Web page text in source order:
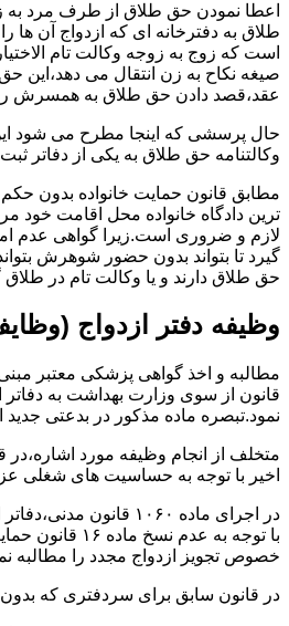
اعطا نمودن حق طلاق از طرف مرد به
طلاق به دفترخانه ای که ازدواج آن ها
است که زوج به زوجه وکالت تام
صیغه نکاح به زن انتقال می دهد،این
عقد،قصد دادن حق طلاق به همسرش را
حال پرسشی که اینجا مطرح می شود
وکالتنامه حق طلاق به یکی از دفاتر
مطابق قانون حمایت خانواده بدون حکم
ترین دادگاه خانواده محل اقامت
لازم و ضروری است.زیرا گواهی عدم
گیرد تا بتواند بدون حضور شوهرش
حق طلاق دارند و یا وکالت تام در
وظیفه دفتر ازدواج
قانون از سوی وزارت بهداشت به
نمود.تبصره ماده مذکور در بدعتی جدید
متخلف از انجام وظیفه مورد
اخیر با توجه به حساسیت های شغلی
در اجرای ماده ۱۰۶۰ قانون مدنی،دفاتر ازدواج مکلفند قبل از ثبت ازدواج زنان ایرانی با اتباع خارجی اجازه نامه مخصوص دولت ( وزارت کشور ) را اخذ نمایند.
خصوص تجویز ازدواج مجدد را مطالبه
در قانون سابق برای سردفتری که